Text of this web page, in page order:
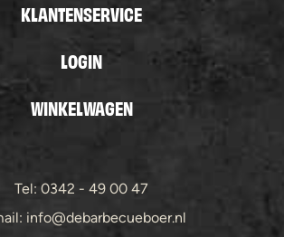
KLANTENSERVICE
LOGIN
WINKELWAGEN
Tel: 0342 - 49 00 47
info@debarbecueboer.nl